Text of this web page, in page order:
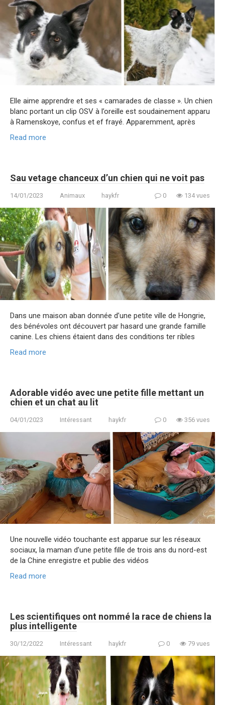
Elle aime apprendre et ses « camarades de classe ». Un chien
blanc portant un clip OSV à l’oreille est soudainement apparu
à Ramenskoye, confus et ef frayé. Apparemment, après
Read more
Sau vetage chanceux d’un chien qui ne voit pas
14/01/2023 Animaux haykfr 0 134 vues
Dans une maison aban donnée d’une petite ville de Hongrie,
des bénévoles ont découvert par hasard une grande famille
canine. Les chiens étaient dans des conditions ter ribles
Read more
Adorable vidéo avec une petite fille mettant un
chien et un chat au lit
04/01/2023 Intéressant haykfr 0 356 vues
Une nouvelle vidéo touchante est apparue sur les réseaux
sociaux, la maman d’une petite fille de trois ans du nord-est
de la Chine enregistre et publie des vidéos
Read more
Les scientifiques ont nommé la race de chiens la
plus intelligente
30/12/2022 Intéressant haykfr 0 79 vues